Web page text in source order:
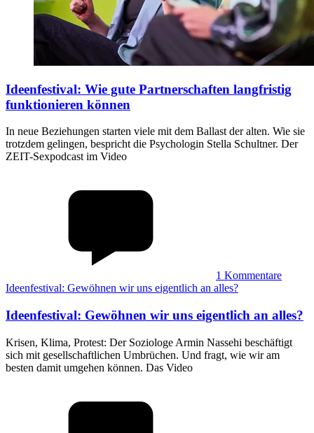
Ideenfestival: Wie gute Partnerschaften langfristig
funktionieren können
In neue Beziehungen starten viele mit dem Ballast der alten. Wie sie
trotzdem gelingen, bespricht die Psychologin Stella Schultner. Der
ZEIT-Sexpodcast im Video
1 Kommentare
Ideenfestival: Gewöhnen wir uns eigentlich an alles?
Ideenfestival: Gewöhnen wir uns eigentlich an alles?
Krisen, Klima, Protest: Der Soziologe Armin Nassehi beschäftigt
sich mit gesellschaftlichen Umbrüchen. Und fragt, wie wir am
besten damit umgehen können. Das Video